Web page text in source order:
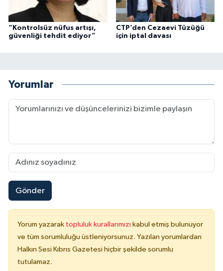
“Kontrolsüz nüfus artışı,
güvenliği tehdit ediyor”
CTP’den Cezaevi Tüzüğü
için iptal davası
Yorumlar
Gönder
Yorum yazarak topluluk kurallarımızı kabul etmiş bulunuyor
ve tüm sorumluluğu üstleniyorsunuz. Yazılan yorumlardan
Halkın Sesi Kıbrıs Gazetesi hiçbir şekilde sorumlu
tutulamaz.